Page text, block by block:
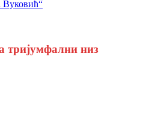
Вуковић“
тријумфални низ